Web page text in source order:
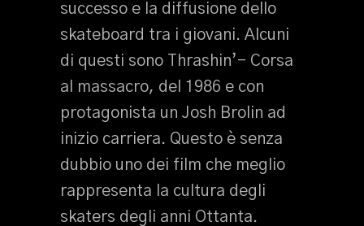
successo e la diffusione dello
skateboard tra i giovani. Alcuni
di questi sono Thrashin’- Corsa
al massacro, del 1986 e con
protagonista un Josh Brolin ad
inizio carriera. Questo è senza
dubbio uno dei film che meglio
rappresenta la cultura degli
skaters degli anni Ottanta.